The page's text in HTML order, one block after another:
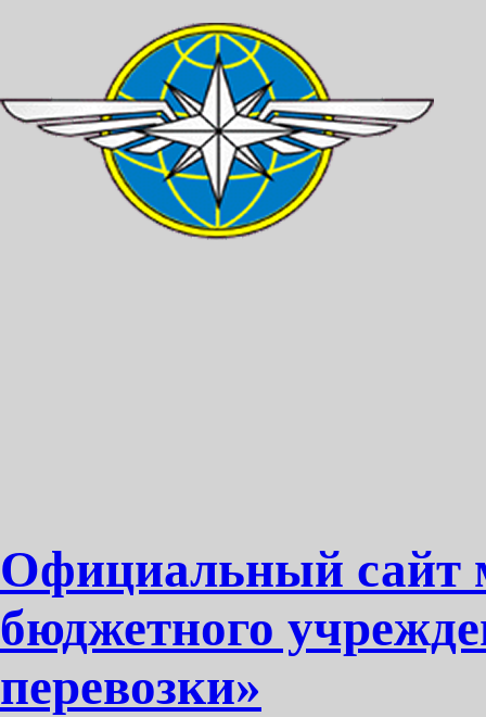
Официальный сайт
бюджетного
перевозки»